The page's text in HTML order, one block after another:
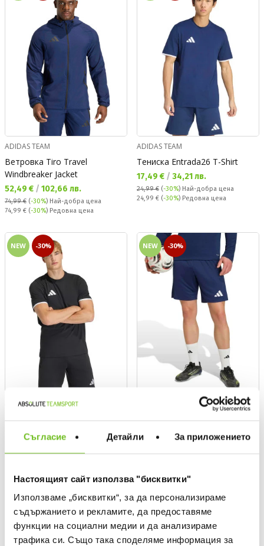
Съгласие Детайли За приложението
Настоящият сайт използва "бисквитки"
Използваме „бисквитки“, за да персонализираме
съдържанието и рекламите, да предоставяме
функции на социални медии и да анализираме
трафика си. Също така споделяме информация за
ADIDAS TEAM
Ветровка Tiro Travel
Windbreaker Jacket
Текуща цена:
52,49 € / 102,66 лв.
74,99 € (-30%) Най-добра цена
Редовна цена:
74,99 € (-30%) Редовна цена
ADIDAS TEAM
Тениска Entrada26 T-Shirt
Текуща цена:
17,49 € / 34,21 лв.
24,99 € (-30%) Най-добра цена
Редовна цена:
24,99 € (-30%) Редовна цена
NEW -30%
ADIDAS TEAM
Текуща цена:
17,49 € /34,21 лв.
Редовна цена:
24,99 €(-30%) Редовна цена
NEW -30%
Training Shorts
31,47 лв.
NEW -30% NEW %